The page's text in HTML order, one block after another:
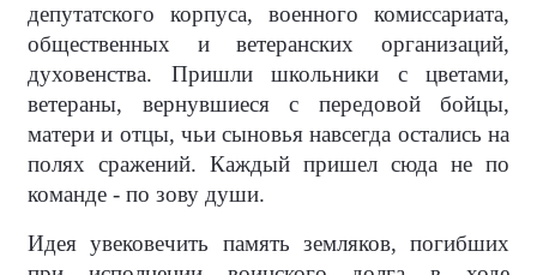
депутатского корпуса, военного комиссариата,
общественных и ветеранских организаций,
духовенства. Пришли школьники с цветами,
ветераны, вернувшиеся с передовой бойцы,
матери и отцы, чьи сыновья навсегда остались на
полях сражений. Каждый пришел сюда не по
команде - по зову души.
Идея увековечить память земляков, погибших